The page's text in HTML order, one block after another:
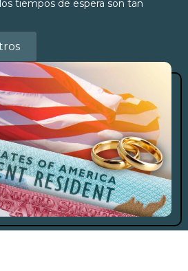
tiempos de espera son tan